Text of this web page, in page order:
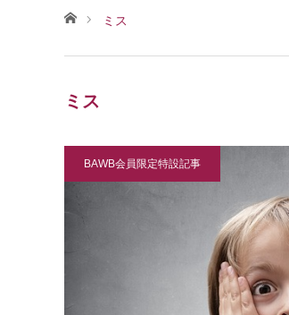
ホームミス
ミス
BAWB会員限定特設記事